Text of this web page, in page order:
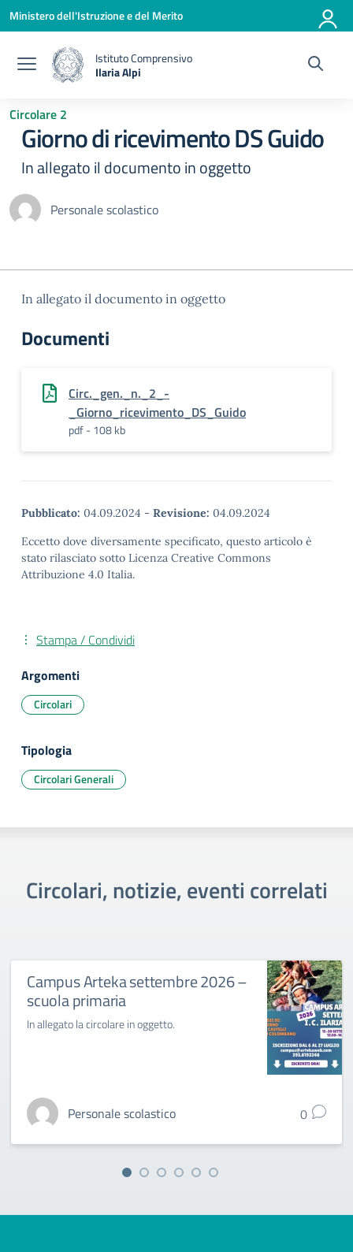
Vai ai contenuti
Vai al menu di navigazione
Vai al footer
Ministero dell'Istruzione e del Merito
Istituto Comprensivo
Ilaria Alpi
Circolare 2
Giorno di ricevimento DS Guido
In allegato il documento in oggetto
Personale scolastico
In allegato il documento in oggetto
Documenti
Circ._gen._n._2_-
_Giorno_ricevimento_DS_Guido
pdf - 108 kb
Pubblicato: 04.09.2024 - Revisione: 04.09.2024
Eccetto dove diversamente specificato, questo articolo è
stato rilasciato sotto Licenza Creative Commons
Attribuzione 4.0 Italia.
Stampa / Condividi
Argomenti
Circolari
Tipologia
Circolari Generali
Circolari, notizie, eventi correlati
Campus Arteka settembre 2026 –
scuola primaria
In allegato la circolare in oggetto.
Personale scolastico 0